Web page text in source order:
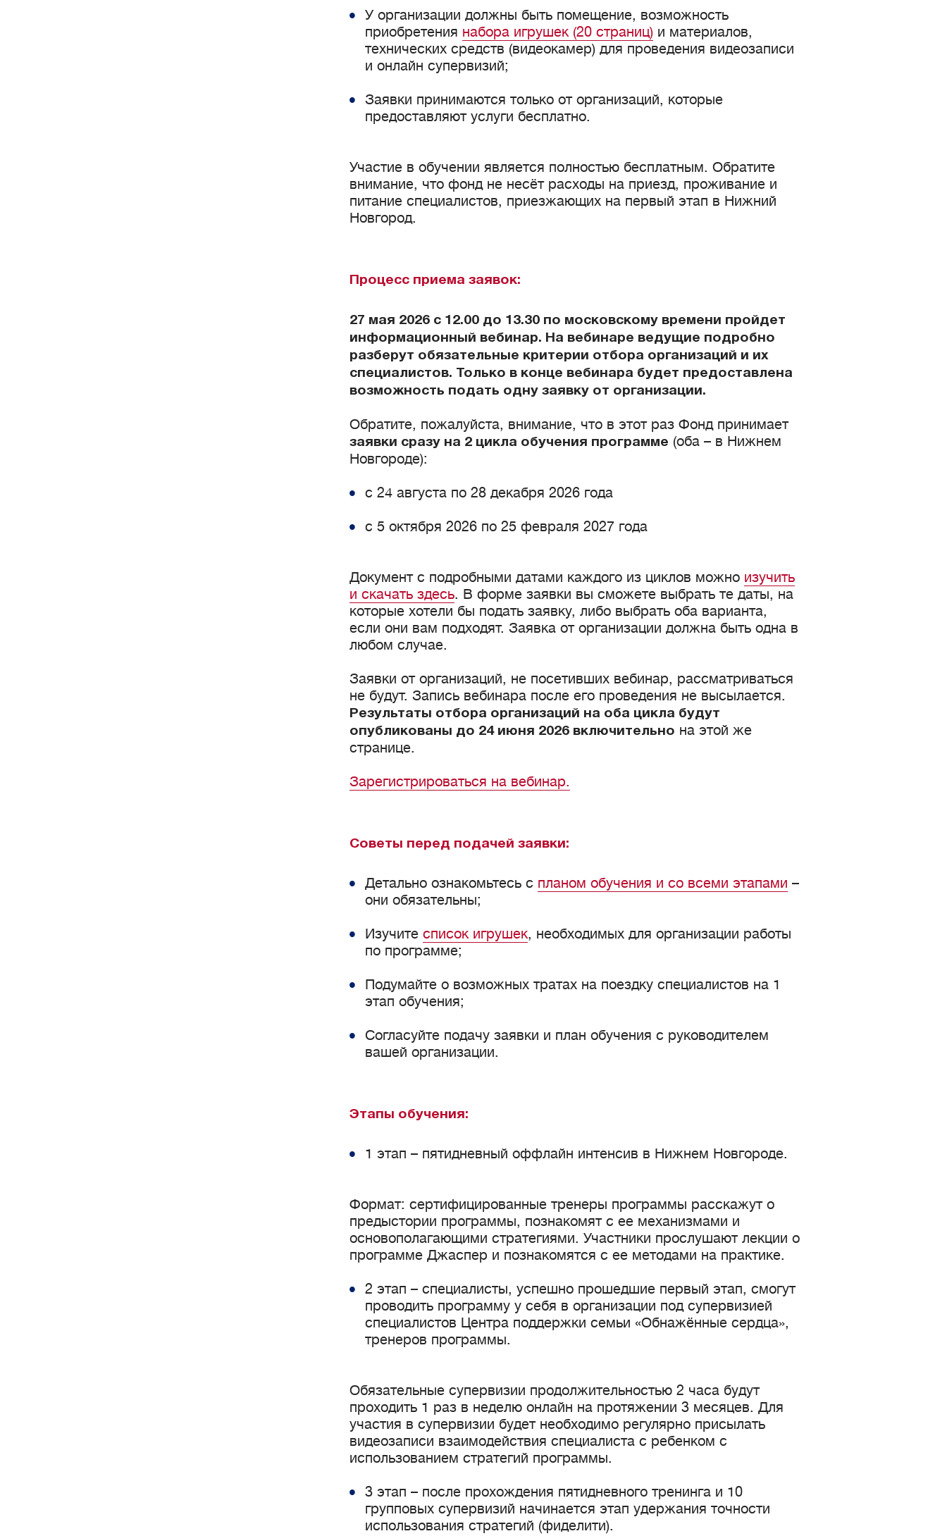
У организации должны быть помещение, возможность
приобретения набора игрушек (20 страниц) и материалов,
технических средств (видеокамер) для проведения видеозаписи
и онлайн супервизий;
Заявки принимаются только от организаций, которые
предоставляют услуги бесплатно.
Участие в обучении является полностью бесплатным. Обратите
внимание, что фонд не несёт расходы на приезд, проживание и
питание специалистов, приезжающих на первый этап в Нижний
Новгород.
Процесс приема заявок:
27 мая 2026 с 12.00 до 13.30 по московскому времени пройдет
информационный вебинар. На вебинаре ведущие подробно
разберут обязательные критерии отбора организаций и их
специалистов. Только в конце вебинара будет предоставлена
возможность подать одну заявку от организации.
Обратите, пожалуйста, внимание, что в этот раз Фонд принимает
заявки сразу на 2 цикла обучения программе (оба – в Нижнем
Новгороде):
с 24 августа по 28 декабря 2026 года
с 5 октября 2026 по 25 февраля 2027 года
Документ с подробными датами каждого из циклов можно изучить
и скачать здесь. В форме заявки вы сможете выбрать те даты, на
которые хотели бы подать заявку, либо выбрать оба варианта,
если они вам подходят. Заявка от организации должна быть одна в
любом случае.
Заявки от организаций, не посетивших вебинар, рассматриваться
не будут. Запись вебинара после его проведения не высылается.
Результаты отбора организаций на оба цикла будут
опубликованы до 24 июня 2026 включительно на этой же
странице.
Зарегистрироваться на вебинар.
Советы перед подачей заявки:
Детально ознакомьтесь с планом обучения и со всеми этапами –
они обязательны;
Изучите список игрушек, необходимых для организации работы
по программе;
Подумайте о возможных тратах на поездку специалистов на 1
этап обучения;
Согласуйте подачу заявки и план обучения с руководителем
вашей организации.
Этапы обучения:
1 этап – пятидневный оффлайн интенсив в Нижнем Новгороде.
Формат: сертифицированные тренеры программы расскажут о
предыстории программы, познакомят с ее механизмами и
основополагающими стратегиями. Участники прослушают лекции о
программе Джаспер и познакомятся с ее методами на практике.
2 этап – специалисты, успешно прошедшие первый этап, смогут
проводить программу у себя в организации под супервизией
специалистов Центра поддержки семьи «Обнажённые сердца»,
тренеров программы.
Обязательные супервизии продолжительностью 2 часа будут
проходить 1 раз в неделю онлайн на протяжении 3 месяцев. Для
участия в супервизии будет необходимо регулярно присылать
видеозаписи взаимодействия специалиста с ребенком с
использованием стратегий программы.
3 этап – после прохождения пятидневного тренинга и 10
групповых супервизий начинается этап удержания точности
использования стратегий (фиделити).